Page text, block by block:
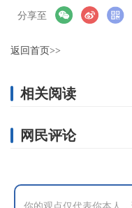
分享至
返回首页>>
相关阅读
网民评论